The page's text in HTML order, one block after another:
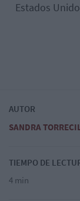
Estados
AUTOR
SANDRA
TIEMPO DE
4 min